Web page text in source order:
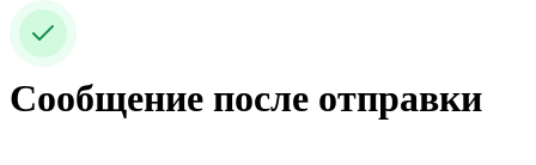
Сообщение после отправки